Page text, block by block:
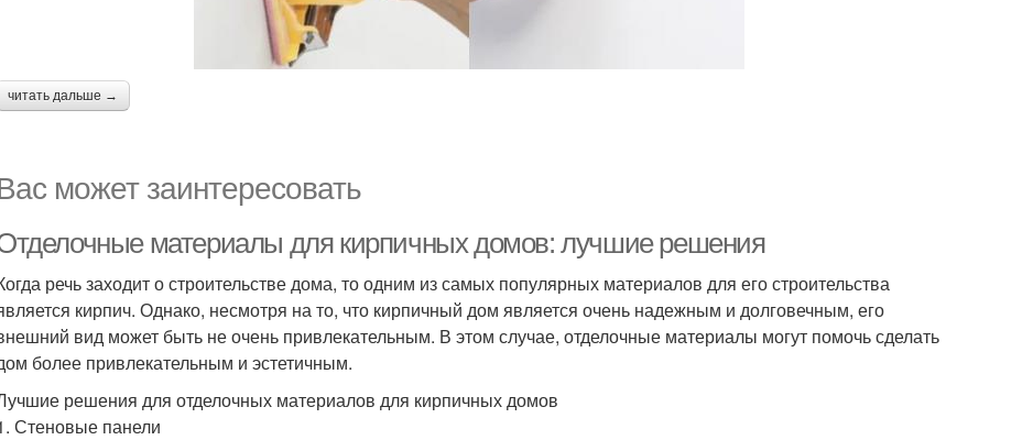
читать дальше →
может заинтересовать
материалы для кирпичных домов: лучшие решения
речь заходит о строительстве дома, то одним из самых популярных материалов для его строительства
кирпич. Однако, несмотря на то, что кирпичный дом является очень надежным и долговечным, его
вид может быть не очень привлекательным. В этом случае, отделочные материалы могут помочь сделать
более привлекательным и эстетичным.
решения для отделочных материалов для кирпичных домов
Стеновые панели